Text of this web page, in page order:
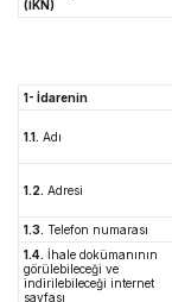
(İKN)
1- İdarenin
1.1. Adı
1.2. Adresi
1.3. Telefon numarası
1.4. İhale dokümanının
görülebileceği ve
indirilebileceği internet
sayfası